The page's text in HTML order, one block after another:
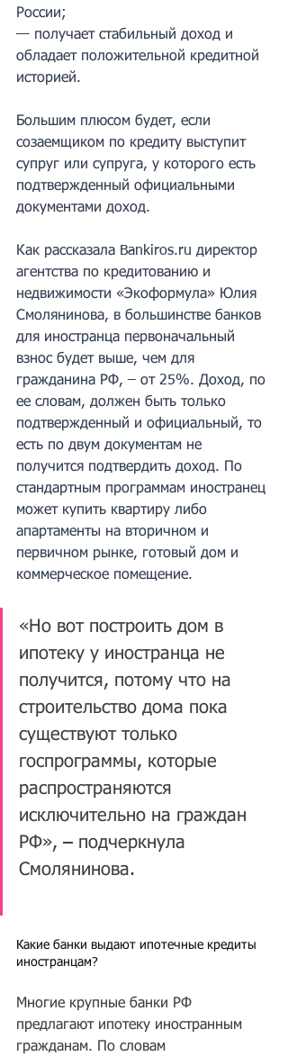
России;
— получает стабильный доход и
обладает положительной кредитной
историей.
Большим плюсом будет, если
созаемщиком по кредиту выступит
супруг или супруга, у которого есть
подтвержденный официальными
документами доход.
Как рассказала Bankiros.ru директор
агентства по кредитованию и
недвижимости «Экоформула» Юлия
Смолянинова, в большинстве банков
для иностранца первоначальный
взнос будет выше, чем для
гражданина РФ, – от 25%. Доход, по
ее словам, должен быть только
подтвержденный и официальный, то
есть по двум документам не
получится подтвердить доход. По
стандартным программам иностранец
может купить квартиру либо
апартаменты на вторичном и
первичном рынке, готовый дом и
коммерческое помещение.
«Но вот построить дом в
ипотеку у иностранца не
получится, потому что на
строительство дома пока
существуют только
госпрограммы, которые
распространяются
исключительно на граждан
РФ», – подчеркнула
Смолянинова.
Какие банки выдают ипотечные кредиты
иностранцам?
Многие крупные банки РФ
предлагают ипотеку иностранным
гражданам. По словам